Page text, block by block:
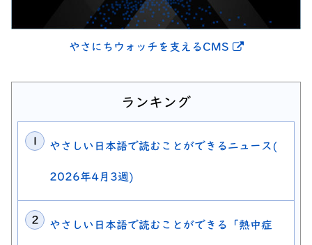
やさにちウォッチを支えるCMS 別ウィンド
ランキング
やさしい日本語で読むことができるニュース(
2026年4月3週)
やさしい日本語で読むことができる「熱中症